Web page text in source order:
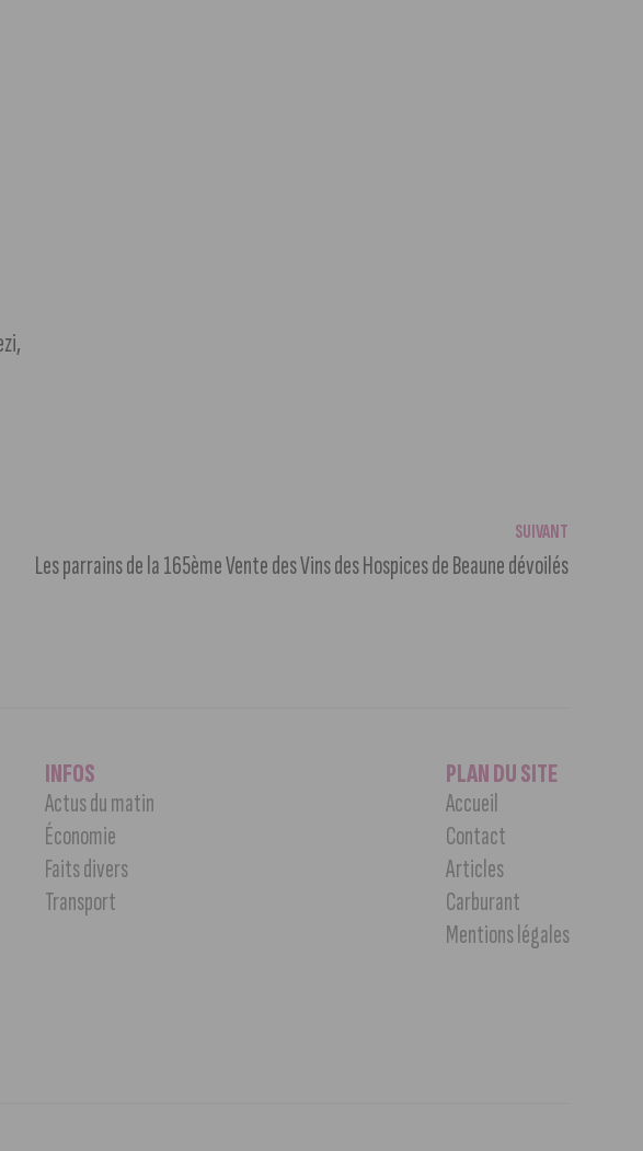
SUIVANT
Les parrains de la 165ème Vente des Vins des Hospices de Beaune dévoilés
INFOS
Actus du matin
Économie
Faits divers
Transport
PLAN DU SITE
Accueil
Contact
Articles
Carburant
Mentions légales